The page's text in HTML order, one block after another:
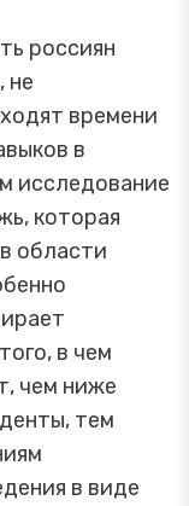
россиян
не
времени
в
исследование
которая
области
в чем
чем ниже
тем
в виде